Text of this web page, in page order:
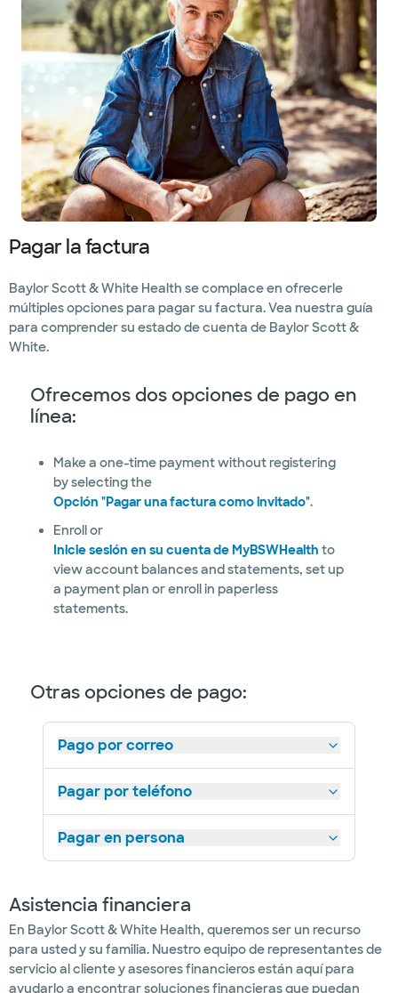
Pagar la factura
Baylor Scott & White Health se complace en ofrecerle
múltiples opciones para pagar su factura. Vea nuestra guía
para comprender su estado de cuenta de Baylor Scott &
White.
Ofrecemos dos opciones de pago en
línea:
Make a one-time payment without registering
by selecting the
Opción "Pagar una factura como invitado".
Enroll or
Inicie sesión en su cuenta de MyBSWHealth to
view account balances and statements, set up
a payment plan or enroll in paperless
statements.
Otras opciones de pago:
Pago por correo
Pagar por teléfono
Pagar en persona
Asistencia financiera
En Baylor Scott & White Health, queremos ser un recurso
para usted y su familia. Nuestro equipo de representantes de
servicio al cliente y asesores financieros están aquí para
ayudarlo a encontrar soluciones financieras que puedan